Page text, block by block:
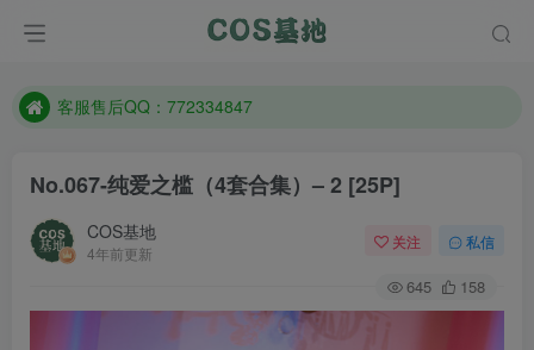
遇到任何问题加客服QQ：772334847
客服售后QQ：772334847
防失联：百度搜索《一七天佳》，实时查看最新站点。
No.067-纯爱之槛（4套合集）– 2 [25P]
COS基地
4年前更新
关注 私信
645 158